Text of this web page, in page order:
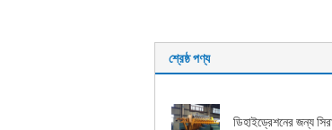
শ্রেষ্ঠ পণ্য
ডিহাইড্রেশনের জন্য